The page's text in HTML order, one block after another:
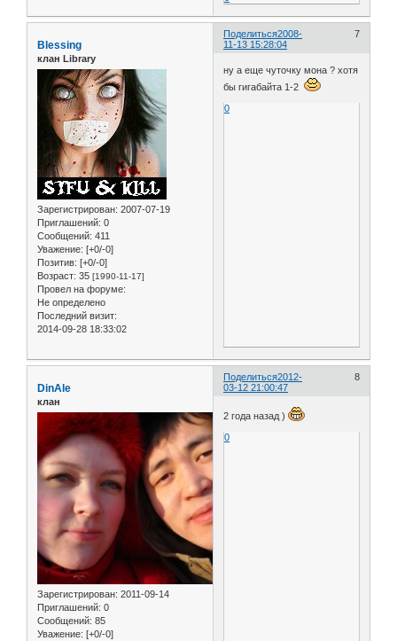
Поделиться 7
2008-
11-13 15:28:04
Blessing
клан Library
Зарегистрирован: 2007-07-19
Приглашений: 0
Сообщений: 411
Уважение: [+0/-0]
Позитив: [+0/-0]
Возраст: 35 [1990-11-17]
Провел на форуме:
Не определено
Последний визит:
2014-09-28 18:33:02
ну а еще чуточку мона ? хотя
бы гигабайта 1-2
0
Поделиться 8
2012-
03-12 21:00:47
DinAle
клан
Зарегистрирован: 2011-09-14
Приглашений: 0
Сообщений: 85
Уважение: [+0/-0]
2 года назад )
0